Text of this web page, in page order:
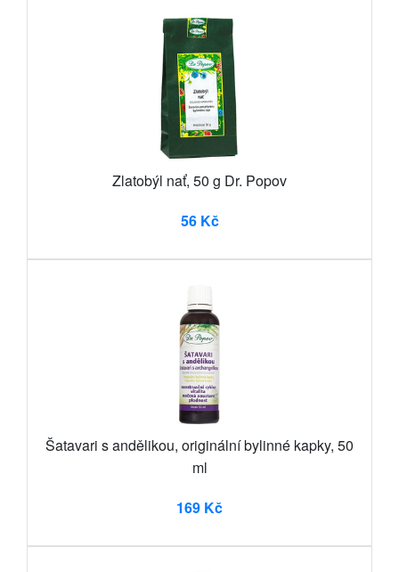
Zlatobýl nať, 50 g Dr. Popov
56 Kč
Šatavari s andělikou, originální bylinné kapky, 50
ml
169 Kč